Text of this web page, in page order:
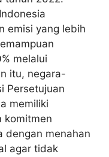
emisi yang lebih
melalui
itu, negara-
Persetujuan
memiliki
komitmen
dengan menahan
agar tidak